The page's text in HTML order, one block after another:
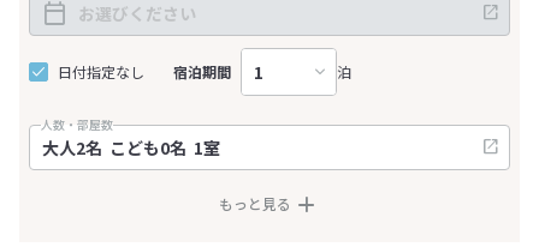
日付指定なし 宿泊期間 泊
人数・部屋数
もっと見る